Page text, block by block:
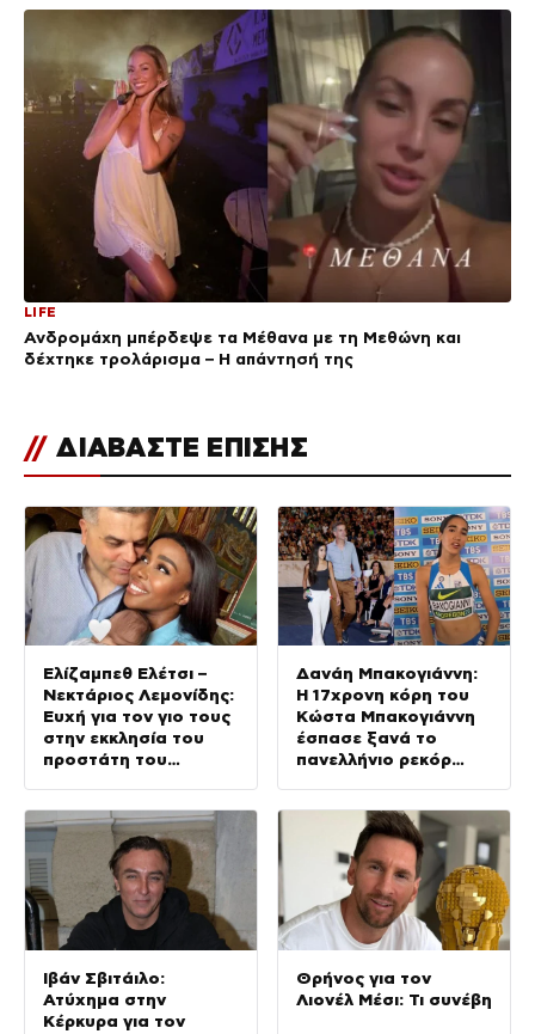
LIFE
Ανδρομάχη μπέρδεψε τα Μέθανα με τη Μεθώνη και
δέχτηκε τρολάρισμα – Η απάντησή της
// ΔΙΑΒΑΣΤΕ ΕΠΙΣΗΣ
Ελίζαμπεθ Ελέτσι –
Νεκτάριος Λεμονίδης:
Ευχή για τον γιο τους
στην εκκλησία του
προστάτη του
Δανάη Μπακογιάννη:
Η 17χρονη κόρη του
Κώστα Μπακογιάννη
έσπασε ξανά το
πανελλήνιο ρεκόρ
Ιβάν Σβιτάιλο:
Ατύχημα στην
Κέρκυρα για τον
Θρήνος για τον
Λιονέλ Μέσι: Τι συνέβη